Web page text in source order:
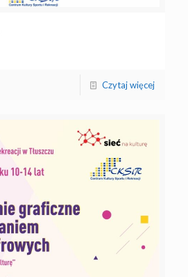
Czytaj więcej